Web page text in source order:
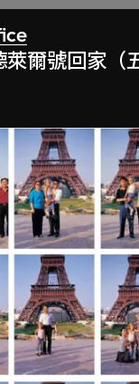
爾號回家（